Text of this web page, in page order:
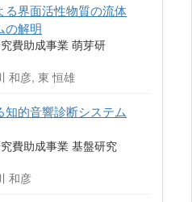
界面活性物質の流体
の解明
費助成事業 萌芽研
和彦, 東 恒雄
的音響診断システム
費助成事業 基盤研究
和彦